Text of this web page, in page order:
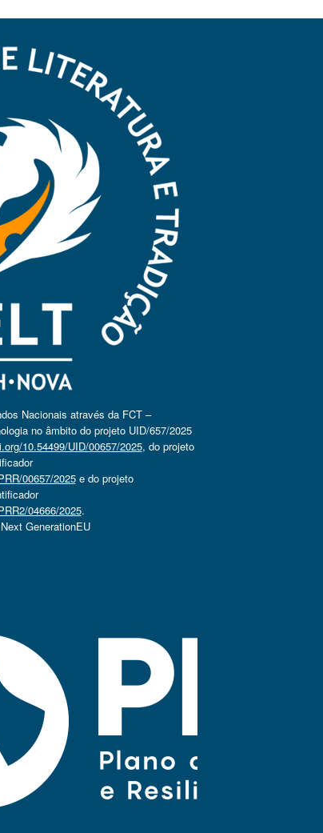
Nacionais através da FCT –
no âmbito do projeto UID/657/2025
10.54499/UID/00657/2025, do projeto
00657/2025e do projeto
04666/2025.
GenerationEU